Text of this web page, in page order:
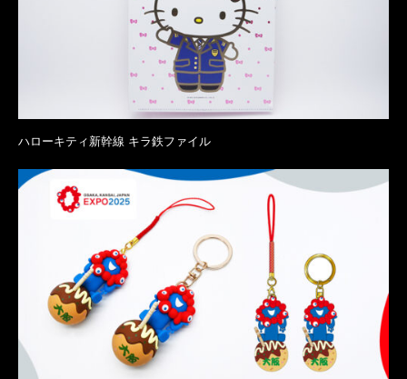
ハローキティ新幹線 キラ鉄ファイル